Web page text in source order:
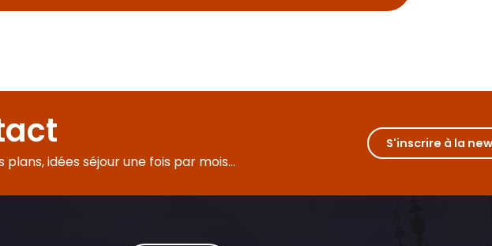
idées séjour une fois par mois...
S'inscrire à la